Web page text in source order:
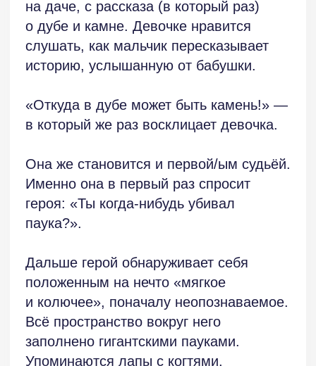
с крошечным паучком, который сидел
в углу вагонного окна в начале
рассказа. «Теперь мы поменялись
местами».
человека в чёрном свитере — тот
самый хоррор. Поучительная,
в назидание? «…мужчина в черном
А как ответить верно?
В поисках центрального образа, мотива
в этом небольшом рассказе можно
оказаться перед непростым выбором.
пустоту дерева), здесь
и предположение (или утверждение),
на небесах.
А ещё перед нами новое, неожиданное